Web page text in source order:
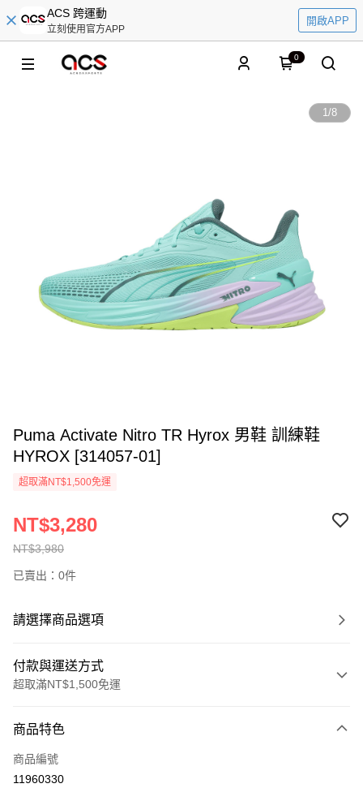
ACS 跨運動
立刻使用官方APP
開啟APP
0
1/8
Puma Activate Nitro TR Hyrox 男鞋 訓練鞋
HYROX [314057-01]
超取滿NT$1,500免運
NT$3,980
NT$3,280
已賣出：0件
請選擇商品選項
付款與運送方式
超取滿NT$1,500免運
信用卡一次付款
信用卡分期付款
商品特色
商品編號
11960330